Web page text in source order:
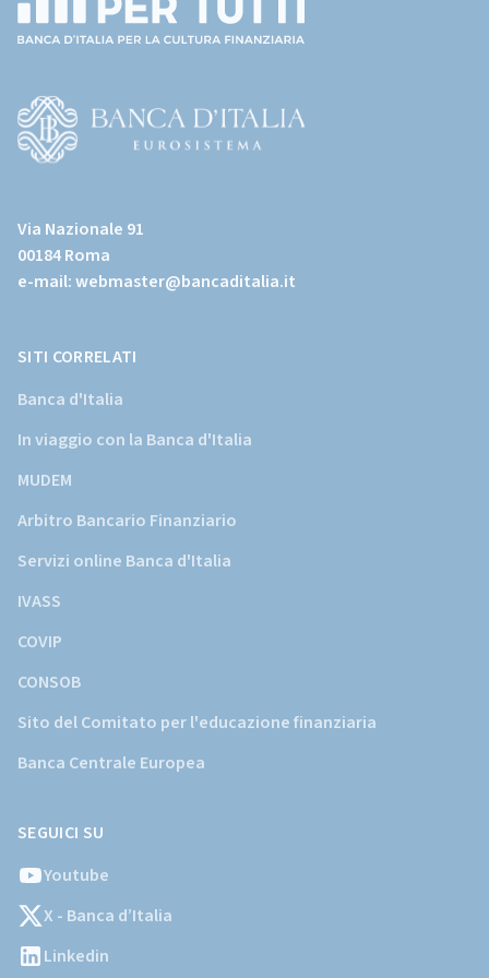
page)
sito
istituzionale
della
Via Nazionale 91
00184 Roma
e-mail:webmaster@bancaditalia.it
SITI CORRELATI
Banca d'Italia
In viaggio con la Banca d'Italia
MUDEM
Arbitro Bancario Finanziario
Servizi online Banca d'Italia
IVASS
COVIP
CONSOB
Sito del Comitato per l'educazione finanziaria
Banca Centrale Europea
SEGUICI SU
Youtube
X - Banca d’Italia
Linkedin